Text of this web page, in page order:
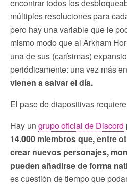
encontrar todos los
múltiples resoluciones para
pero hay una variable que le
mismo modo que al Arkham
una de sus (carísimas)
periódicamente: una vez más
vienen a salvar el día.
El pase de diapositivas
Hay un grupo oficial de Discord
14.000 miembros que, entre
crear nuevos personajes,
pueden añadirse de forma
es cuestión de tiempo que